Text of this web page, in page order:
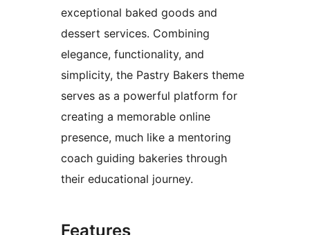
exceptional baked goods and
dessert services. Combining
elegance, functionality, and
simplicity, the Pastry Bakers theme
serves as a powerful platform for
creating a memorable online
presence, much like a mentoring
coach guiding bakeries through
their educational journey.
Features